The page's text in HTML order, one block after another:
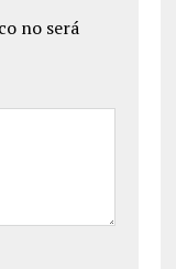
no será